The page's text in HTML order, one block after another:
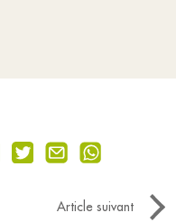
Article suivant